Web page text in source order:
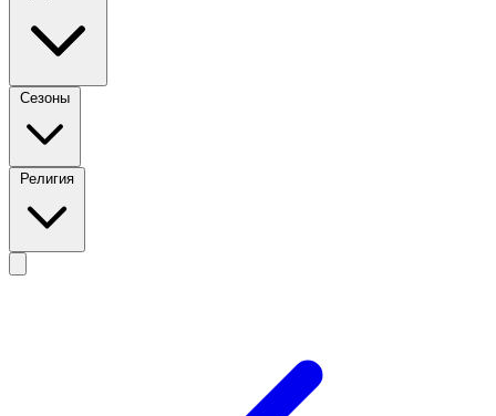
Сезоны
Религия